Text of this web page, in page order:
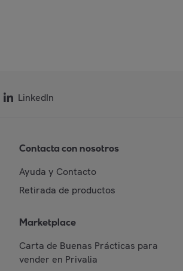
LinkedIn
Contacta con nosotros
Ayuda y Contacto
Retirada de productos
Marketplace
Carta de Buenas Prácticas para
vender en Privalia